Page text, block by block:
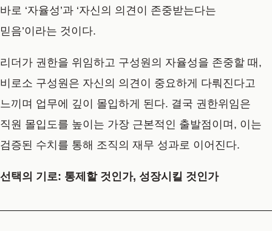
바로 ‘자율성’과 ‘자신의 의견이 존중받는다는
믿음’이라는 것이다.
리더가 권한을 위임하고 구성원의 자율성을 존중할 때,
비로소 구성원은 자신의 의견이 중요하게 다뤄진다고
느끼며 업무에 깊이 몰입하게 된다. 결국 권한위임은
직원 몰입도를 높이는 가장 근본적인 출발점이며, 이는
검증된 수치를 통해 조직의 재무 성과로 이어진다.
선택의 기로: 통제할 것인가, 성장시킬 것인가